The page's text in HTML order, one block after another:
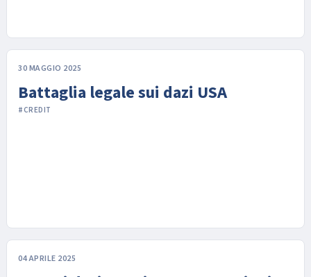
30 MAGGIO 2025
Battaglia legale sui dazi USA
#CREDIT
04 APRILE 2025